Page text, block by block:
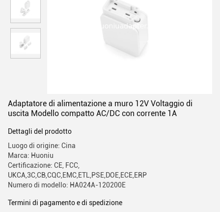
Adaptatore di alimentazione a muro 12V Voltaggio di
uscita Modello compatto AC/DC con corrente 1A
Dettagli del prodotto
Luogo di origine: Cina
Marca: Huoniu
Certificazione: CE, FCC,
UKCA,3C,CB,CQC,EMC,ETL,PSE,DOE,ECE,ERP
Numero di modello: HA024A-120200E
Termini di pagamento e di spedizione